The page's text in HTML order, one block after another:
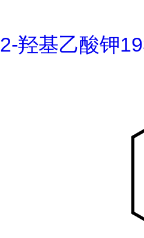
2-羟基乙酸钾